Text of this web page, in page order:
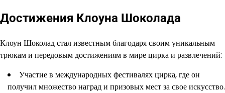
Достижения Клоуна Шоколада
Клоун Шоколад стал известным благодаря своим уникальным
трюкам и передовым достижениям в мире цирка и развлечений:
Участие в международных фестивалях цирка, где он
получил множество наград и призовых мест за свое искусство.